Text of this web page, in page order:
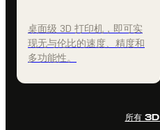
桌面级 3D 打印机，即可实
现无与伦比的速度、精度和
多功能性。
所有 3D